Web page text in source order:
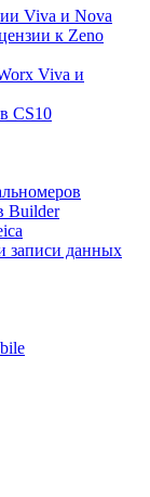
Viva и Nova
к Zeno
Viva и
CS10
Builder
записи данных